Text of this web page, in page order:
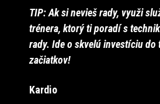
TIP: Ak si nevieš rady, využi
trénera, ktorý ti poradí s
rady. Ide o skvelú investíciu do
začiatkov!
Kardio